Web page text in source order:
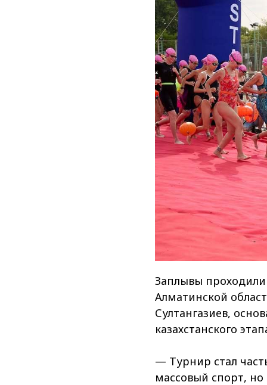
Заплывы
Алматинской
Султангазиев,
казахстанского
— Турнир стал
массовый спорт,